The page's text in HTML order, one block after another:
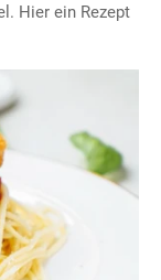
Hier ein Rezept